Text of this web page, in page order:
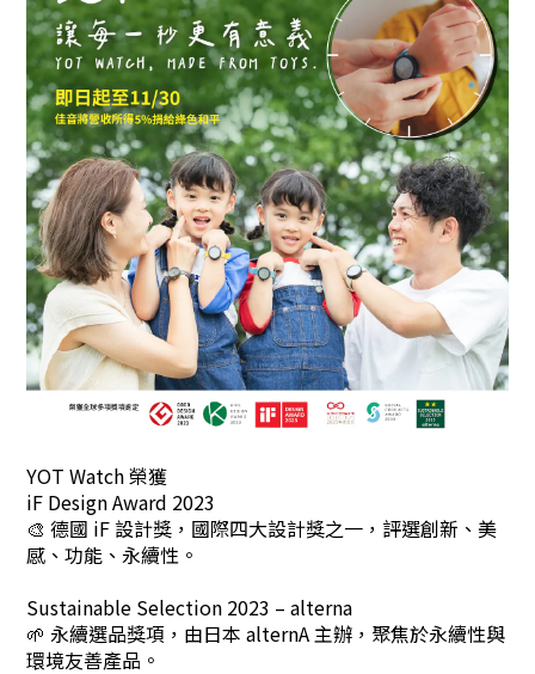
YOT Watch 榮獲
iF Design Award 2023
🎨 德國 iF 設計獎，國際四大設計獎之一，評選創新、美
感、功能、永續性。
Sustainable Selection 2023 – alterna
🌱 永續選品獎項，由日本 alternA 主辦，聚焦於永續性與
環境友善產品。